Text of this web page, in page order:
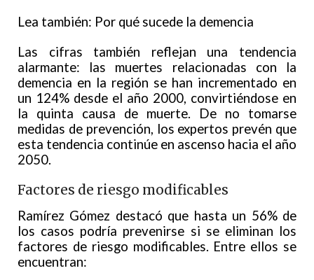
Lea también: Por qué sucede la demencia
Las cifras también reflejan una tendencia
alarmante: las muertes relacionadas con la
demencia en la región se han incrementado en
un 124% desde el año 2000, convirtiéndose en
la quinta causa de muerte. De no tomarse
medidas de prevención, los expertos prevén que
esta tendencia continúe en ascenso hacia el año
2050.
Factores de riesgo modificables
Ramírez Gómez destacó que hasta un 56% de
los casos podría prevenirse si se eliminan los
factores de riesgo modificables. Entre ellos se
encuentran: